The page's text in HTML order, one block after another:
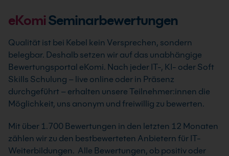
eKomiSeminarbewertungen
Qualität ist bei Kebel kein Versprechen, sondern
belegbar. Deshalb setzen wir auf das unabhängige
Bewertungsportal eKomi. Nach jeder IT-, KI- oder Soft
Skills Schulung – live online oder in Präsenz
durchgeführt – erhalten unsere Teilnehmer:innen die
Möglichkeit, uns anonym und freiwillig zu bewerten.
Mit über 1.700 Bewertungen in den letzten 12 Monaten
zählen wir zu den bestbewerteten Anbietern für IT-
Weiterbildungen. Alle Bewertungen, ob positiv oder